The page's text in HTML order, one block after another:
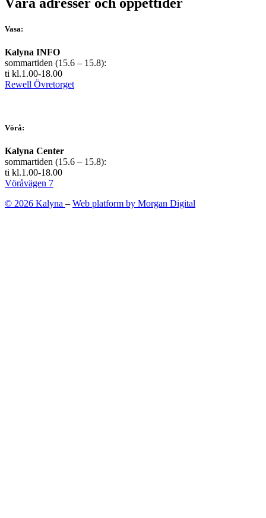
Vasa:
Kalyna INFO
sommartiden (15.6 – 15.8):
ti kl.1.00-18.00
Rewell Övretorget
Vörå:
Kalyna Center
sommartiden (15.6 – 15.8):
ti kl.1.00-18.00
Vöråvägen 7
© 2026 Kalyna – Web platform by Morgan Digital